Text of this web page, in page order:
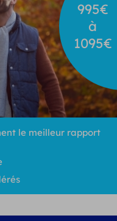
995€
à
1095€
le meilleur rapport